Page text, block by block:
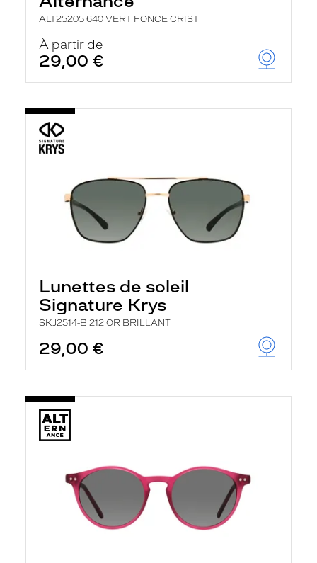
ALT25205 640 VERT FONCE CRIST
À partir de
29,00 €
Lunettes de soleil
Signature Krys
SKJ2514-B 212 OR BRILLANT
29,00 €